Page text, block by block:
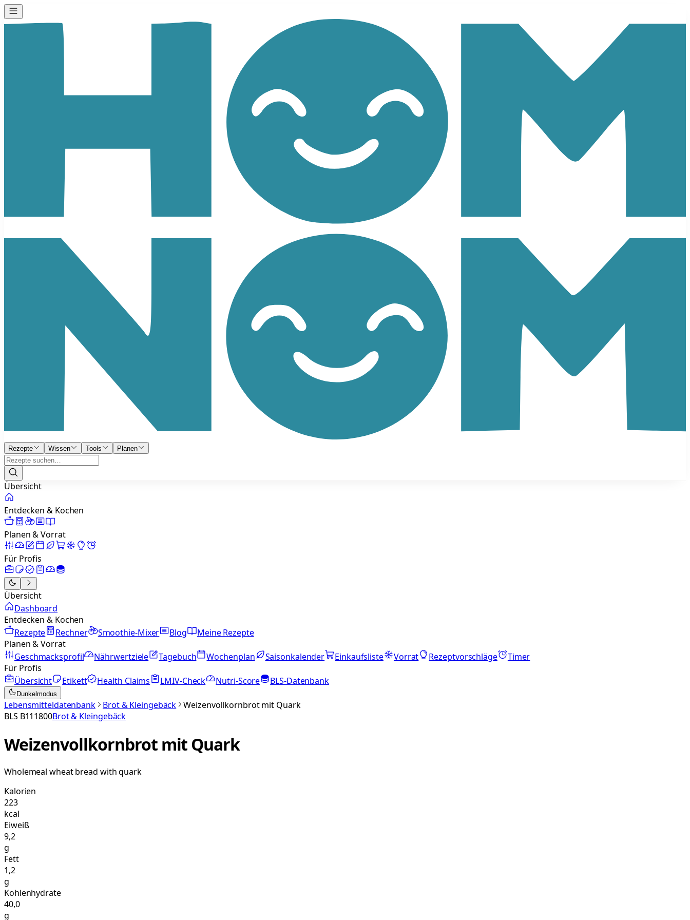
Rezepte Wissen Tools Planen
Übersicht
Entdecken & Kochen
Planen & Vorrat
Für Profis
Übersicht
Dashboard
Entdecken & Kochen
Rezepte
Rechner Smoothie-Mixer Blog
Meine Rezepte
Planen & Vorrat
Geschmacksprofil
Nährwertziele Tagebuch Wochenplan Saisonkalender Einkaufsliste Vorrat Rezeptvorschläge
Timer
Für Profis
Übersicht
Etikett Health Claims LMIV-Check Nutri-Score BLS-Datenbank
Dunkelmodus
Lebensmitteldatenbank Brot & Kleingebäck
Weizenvollkornbrot mit Quark
BLS B111800Brot & Kleingebäck
Weizenvollkornbrot mit Quark
Wholemeal wheat bread with quark
Kalorien
223
kcal
Eiweiß
9,2
g
Fett
1,2
g
Kohlenhydrate
40,0
g